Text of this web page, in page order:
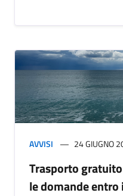
AVVISI 24 GIUGNO
Trasporto
le domande